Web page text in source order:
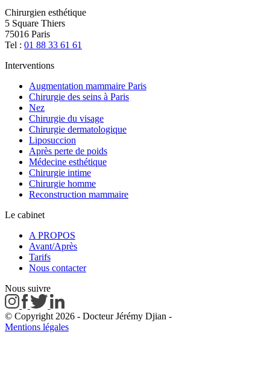
Chirurgien esthétique
5 Square Thiers
75016 Paris
Tel : 01 88 33 61 61
Interventions
Augmentation mammaire Paris
Chirurgie des seins à Paris
Nez
Chirurgie du visage
Chirurgie dermatologique
Liposuccion
Après perte de poids
Médecine esthétique
Chirurgie intime
Chirurgie homme
Reconstruction mammaire
Le cabinet
A PROPOS
Avant/Après
Tarifs
Nous contacter
Nous suivre
© Copyright 2026 - Docteur Jérémy Djian -
Mentions légales